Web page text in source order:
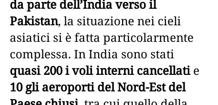
da parte dell’India verso il
Pakistan, la situazione nei cieli
asiatici si è fatta particolarmente
complessa. In India sono stati
quasi 200 i voli interni cancellatie
10 gli aeroporti del Nord-Est del